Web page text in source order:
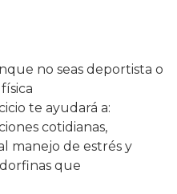
no seas deportista o
te ayudará a:
cotidianas,
manejo de estrés y
que